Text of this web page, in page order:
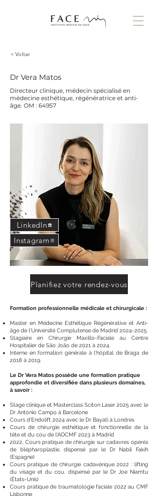
< Voltar
Dr Vera Matos
Directeur clinique, médecin spécialisé en
médecine esthétique, régénératrice et anti-
âge. OM : 64957
LinkedIn
Instagram
Planifiez votre rendez-vous
Formation professionnelle médicale et chirurgicale :
Master en Médecine Esthétique Régénérative et Anti-
âge de l'Université Complutense de Madrid 2024-2025.
Stagiaire en Chirurgie Maxillo-Faciale au Centre
Hospitalier de São João de 2021 à 2024.
Interne en formation générale à l'hôpital de Braga de
2018 à 2019.
Le Dr Vera Matos possède une formation pratique
approfondie et diversifiée dans plusieurs domaines,
à savoir :
Stage clinique et Masterclass Sciton Laser 2025 avec le
Dr António Campo à Barcelone
Cours d'Endolift 2024 avec le Dr Bayati à Londres
Cours de chirurgie esthétique et fonctionnelle de la
tête et du cou de l'AOCMF 2023 à Madrid
2022, Cours pratique de chirurgie sur cadavres opérés
de blépharoplastie, dispensé par le Dr Nabil Fakih
(Espagne)
Cours pratique de chirurgie cadavérique 2022 : lifting
du visage et du cou, dispensé par le Dr Joe Niamtu
(États-Unis)
Cours pratique de traumatologie faciale 2022 au CMF
Lisbonne